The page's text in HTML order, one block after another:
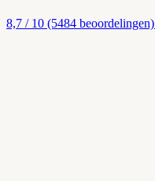
8,7 / 10 (5484 beoordelingen)